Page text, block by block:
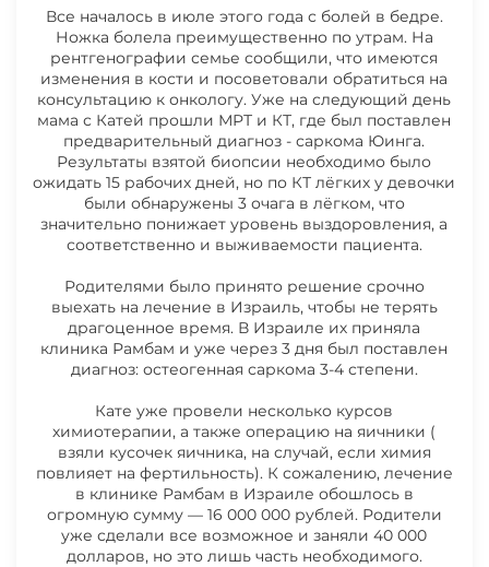
Все началось в июле этого года с болей в бедре.
Ножка болела преимущественно по утрам. На
рентгенографии семье сообщили, что имеются
изменения в кости и посоветовали обратиться на
консультацию к онкологу. Уже на следующий день
мама с Катей прошли МРТ и КТ, где был поставлен
предварительный диагноз - саркома Юинга.
Результаты взятой биопсии необходимо было
ожидать 15 рабочих дней, но по КТ лёгких у девочки
были обнаружены 3 очага в лёгком, что
значительно понижает уровень выздоровления, а
соответственно и выживаемости пациента.
Родителями было принято решение срочно
выехать на лечение в Израиль, чтобы не терять
драгоценное время. В Израиле их приняла
клиника Рамбам и уже через 3 дня был поставлен
диагноз: остеогенная саркома 3-4 степени.
Кате уже провели несколько курсов
химиотерапии, а также операцию на яичники (
взяли кусочек яичника, на случай, если химия
повлияет на фертильность). К сожалению, лечение
в клинике Рамбам в Израиле обошлось в
огромную сумму — 16 000 000 рублей. Родители
уже сделали все возможное и заняли 40 000
долларов, но это лишь часть необходимого.
Счёт из клиники
15.01.2025 НОВОСТИ КАШИРИНОЙ
ЕКАТЕРИНЫ
23.12.2024 НОВОСТИ КАШИРИНОЙ
ЕКАТЕРИНЫ
11.12.2024 НОВОСТИ КАШИРИНОЙ
02.12.2024 НОВОСТИ КАШИРИНОЙ
ЕКАТЕРИНЫ